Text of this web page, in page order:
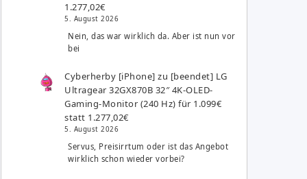
1.277,02€
5. August 2026
Nein, das war wirklich da. Aber ist nun vor
bei
Cyberherby [iPhone] zu [beendet] LG
Ultragear 32GX870B 32″ 4K-OLED-
Gaming-Monitor (240 Hz) für 1.099€
statt 1.277,02€
5. August 2026
Servus, Preisirrtum oder ist das Angebot
wirklich schon wieder vorbei?